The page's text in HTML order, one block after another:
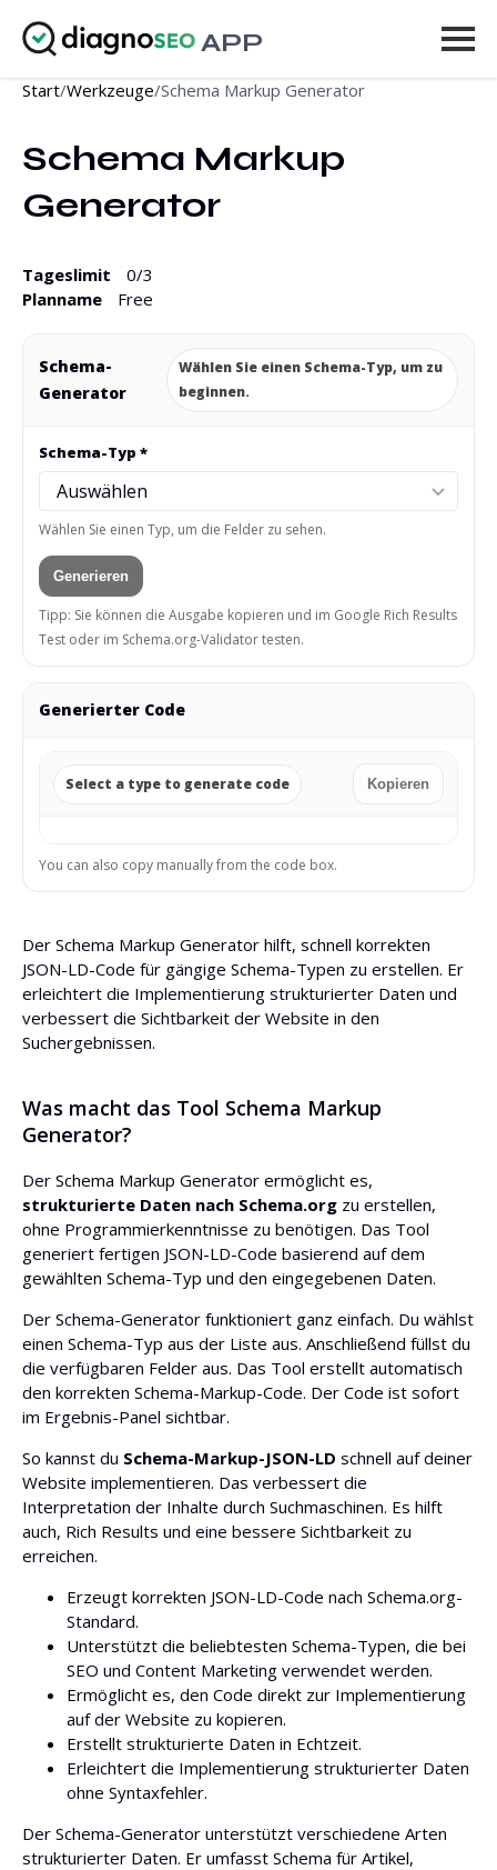
APP
Werkzeuge
Preise
Mehr
Start/Werkzeuge/Schema Markup Generator
Schema Markup
Generator
Tageslimit 0/3
Planname
Free
Schema-
Generator
Wählen Sie einen Schema-Typ, um zu
beginnen.
Schema-Typ *
Wählen Sie einen Typ, um die Felder zu sehen.
Generieren
Tipp: Sie können die Ausgabe kopieren und im Google Rich Results
Test oder im Schema.org-Validator testen.
Generierter Code
Select a type to generate code Kopieren
You can also copy manually from the code box.
Der Schema Markup Generator hilft, schnell korrekten
JSON-LD-Code für gängige Schema-Typen zu erstellen. Er
erleichtert die Implementierung strukturierter Daten und
verbessert die Sichtbarkeit der Website in den
Suchergebnissen.
Was macht das Tool Schema Markup
Generator?
Der Schema Markup Generator ermöglicht es,
strukturierte Daten nach Schema.org zu erstellen,
ohne Programmierkenntnisse zu benötigen. Das Tool
generiert fertigen JSON-LD-Code basierend auf dem
gewählten Schema-Typ und den eingegebenen Daten.
Der Schema-Generator funktioniert ganz einfach. Du wählst
einen Schema-Typ aus der Liste aus. Anschließend füllst du
die verfügbaren Felder aus. Das Tool erstellt automatisch
den korrekten Schema-Markup-Code. Der Code ist sofort
im Ergebnis-Panel sichtbar.
So kannst du Schema-Markup-JSON-LD schnell auf deiner
Website implementieren. Das verbessert die
Interpretation der Inhalte durch Suchmaschinen. Es hilft
auch, Rich Results und eine bessere Sichtbarkeit zu
erreichen.
Erzeugt korrekten JSON-LD-Code nach Schema.org-
Standard.
Unterstützt die beliebtesten Schema-Typen, die bei
SEO und Content Marketing verwendet werden.
Ermöglicht es, den Code direkt zur Implementierung
auf der Website zu kopieren.
Erstellt strukturierte Daten in Echtzeit.
Erleichtert die Implementierung strukturierter Daten
ohne Syntaxfehler.
Der Schema-Generator unterstützt verschiedene Arten
strukturierter Daten. Er umfasst Schema für Artikel,